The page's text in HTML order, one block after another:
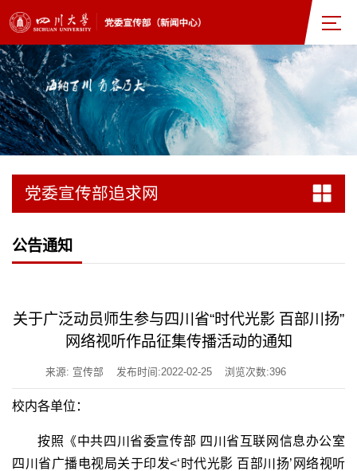
党委宣传部追求网
公告通知
关于广泛动员师生参与四川省“时代光影 百部川扬”
网络视听作品征集传播活动的通知
来源: 宣传部 发布时间:2022-02-25 浏览次数:396
校内各单位：
按照《中共四川省委宣传部 四川省互联网信息办公室
四川省广播电视局关于印发<‘时代光影 百部川扬’网络视听